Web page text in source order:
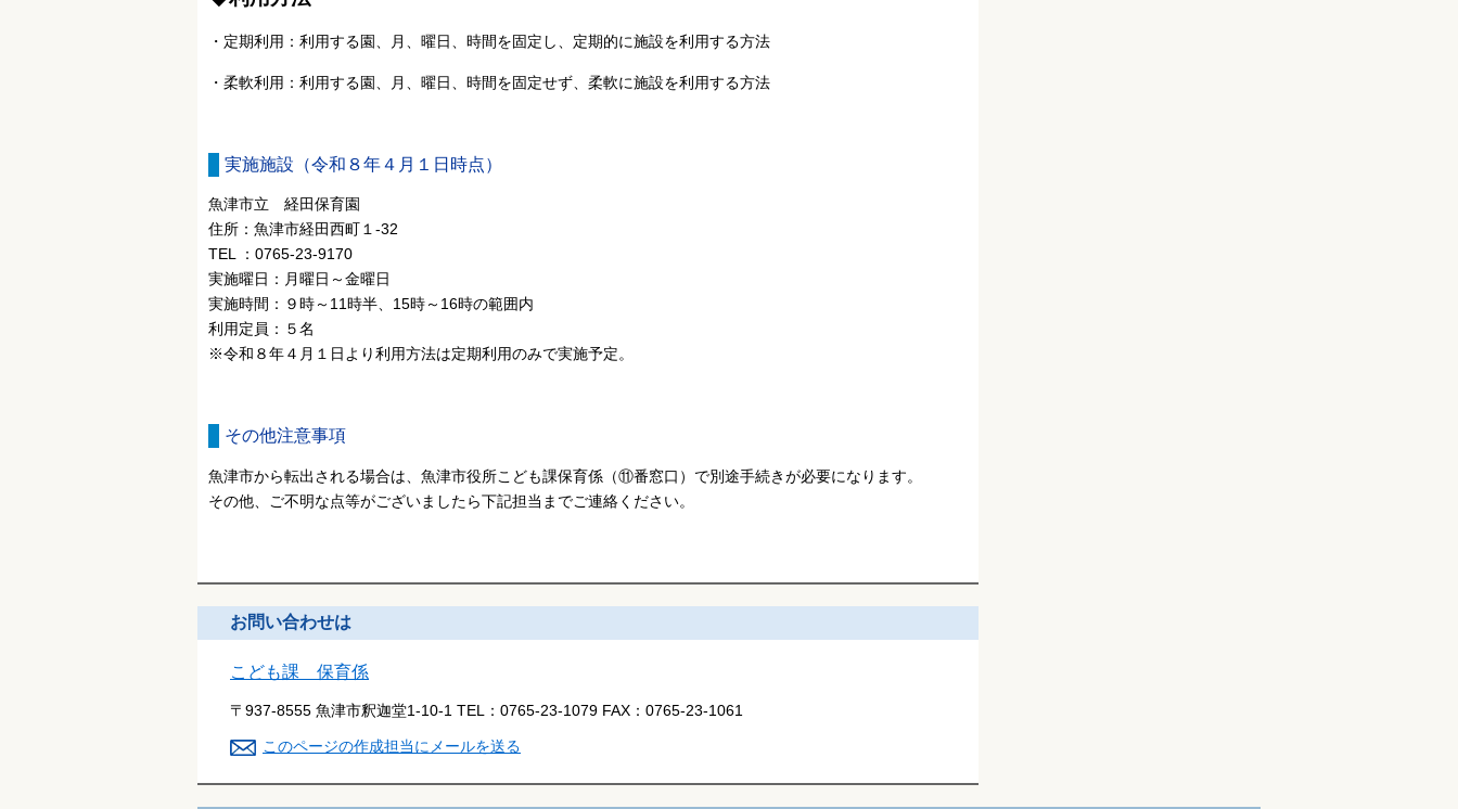
・定期利用：利用する園、月、曜日、時間を固定し、定期的に施設を利用する方法
・柔軟利用：利用する園、月、曜日、時間を固定せず、柔軟に施設を利用する方法
実施施設（令和８年４月１日時点）
魚津市立 経田保育園
住所：魚津市経田西町１-32
TEL ：0765-23-9170
実施曜日：月曜日～金曜日
実施時間：９時～11時半、15時～16時の範囲内
利用定員：５名
※令和８年４月１日より利用方法は定期利用のみで実施予定。
その他注意事項
魚津市から転出される場合は、魚津市役所こども課保育係（⑪番窓口）で別途手続きが必要になります。
その他、ご不明な点等がございましたら下記担当までご連絡ください。
お問い合わせは
こども課 保育係
〒937-8555 魚津市釈迦堂1-10-1 TEL： 0765-23-1079 FAX： 0765-23-1061
このページの作成担当にメールを送る